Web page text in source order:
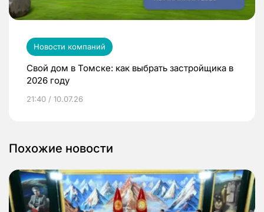
Новости компаний
Свой дом в Томске: как выбрать застройщика в
2026 году
21:40 / 10.07.26
Похожие новости